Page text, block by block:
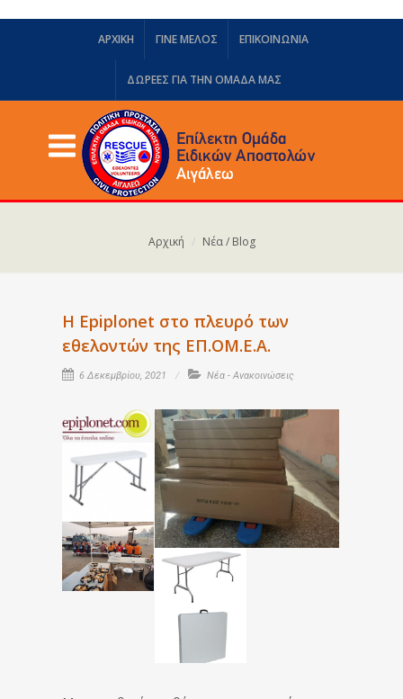
ΑΡΧΙΚΗ ΓΙΝΕ ΜΕΛΟΣ ΕΠΙΚΟΙΝΩΝΙΑ
ΔΩΡΕΈΣ ΓΙΑ ΤΗΝ ΟΜΆΔΑ ΜΑΣ
Αρχική Νέα / Blog
Η Epiplonet στο πλευρό των
εθελοντών της ΕΠ.ΟΜ.Ε.Α.
6 Δεκεμβρίου, 2021 Νέα - Ανακοινώσεις